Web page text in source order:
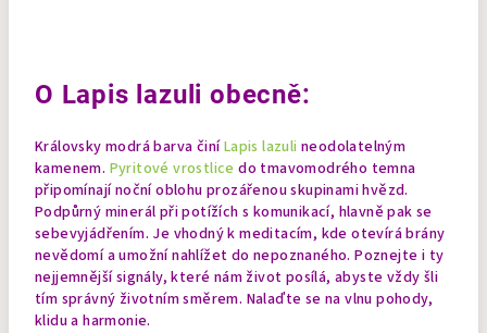
O Lapis lazuli obecně:
Královsky modrá barva činíLapis lazuli neodolatelným
kamenem. Pyritové vrostlice do tmavomodrého temna
připomínají noční oblohu prozářenou skupinami hvězd.
Podpůrný minerál při potížích s komunikací, hlavně pak se
sebevyjádřením. Je vhodný k meditacím, kde otevírá brány
nevědomí a umožní nahlížet do nepoznaného. Poznejte i ty
nejjemnější signály, které nám život posílá, abyste vždy šli
tím správný životním směrem. Nalaďte se na vlnu pohody,
klidu a harmonie.